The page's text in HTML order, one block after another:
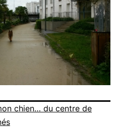
chien… du centre de